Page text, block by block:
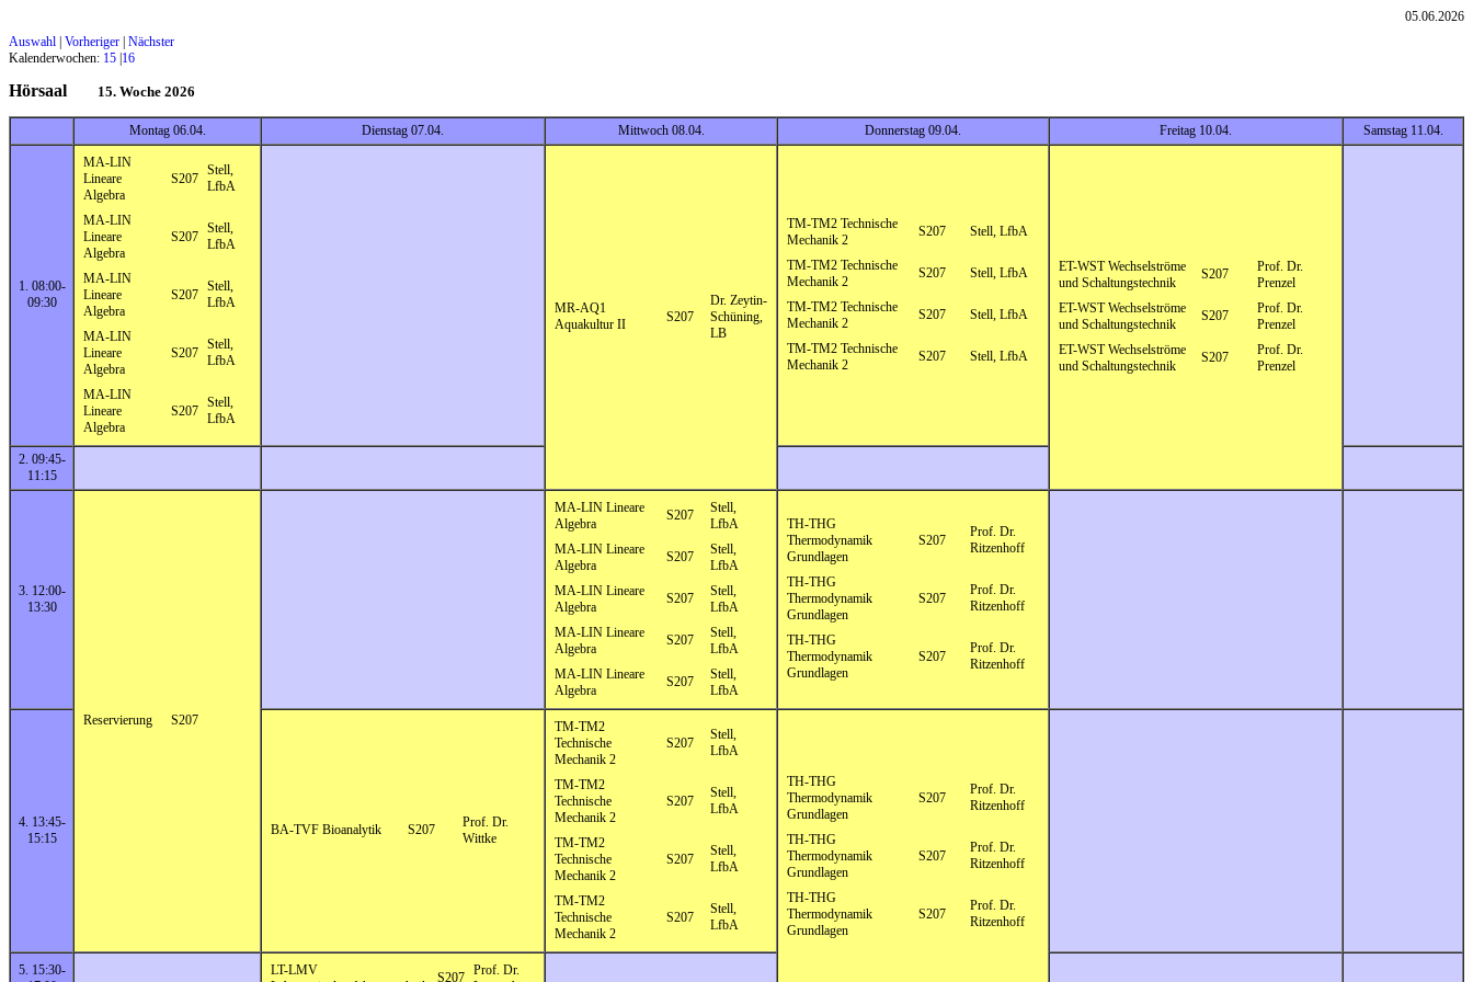
05.06.2026
Auswahl Vorheriger Nächster
Kalenderwochen: 15 16
Hörsaal 15. Woche 2026
Montag 06.04. Dienstag 07.04. Mittwoch 08.04. Donnerstag 09.04. Freitag 10.04. Samstag 11.04.
1. 08:00-
09:30
MA-LIN
Lineare
Algebra
S207
Stell,
LfbA
MA-LIN
Lineare
Algebra
S207
Stell,
LfbA
MA-LIN
Lineare
Algebra
S207
Stell,
LfbA
MA-LIN
Lineare
Algebra
S207
Stell,
LfbA
MA-LIN
Lineare
Algebra
S207
Stell,
LfbA
MR-AQ1
Aquakultur II
S207
Dr. Zeytin-
Schüning,
LB
TM-TM2 Technische
Mechanik 2
S207 Stell, LfbA
TM-TM2 Technische
Mechanik 2
S207 Stell, LfbA
TM-TM2 Technische
Mechanik 2
S207 Stell, LfbA
TM-TM2 Technische
Mechanik 2
S207 Stell, LfbA
ET-WST Wechselströme
und Schaltungstechnik
S207
Prof. Dr.
Prenzel
ET-WST Wechselströme
und Schaltungstechnik
S207
Prof. Dr.
Prenzel
ET-WST Wechselströme
und Schaltungstechnik
S207
Prof. Dr.
Prenzel
2. 09:45-
11:15
3. 12:00-
13:30
Reservierung S207
MA-LIN Lineare
Algebra
S207
Stell,
LfbA
MA-LIN Lineare
Algebra
S207
Stell,
LfbA
MA-LIN Lineare
Algebra
S207
Stell,
LfbA
MA-LIN Lineare
Algebra
S207
Stell,
LfbA
MA-LIN Lineare
Algebra
S207
Stell,
LfbA
TH-THG
Thermodynamik
Grundlagen
S207
Prof. Dr.
Ritzenhoff
TH-THG
Thermodynamik
Grundlagen
S207
Prof. Dr.
Ritzenhoff
TH-THG
Thermodynamik
Grundlagen
S207
Prof. Dr.
Ritzenhoff
4. 13:45-
15:15
BA-TVF Bioanalytik S207
Prof. Dr.
Wittke
TM-TM2
Technische
Mechanik 2
S207
Stell,
LfbA
TM-TM2
Technische
Mechanik 2
S207
Stell,
LfbA
TM-TM2
Technische
Mechanik 2
S207
Stell,
LfbA
TM-TM2
Technische
Mechanik 2
S207
Stell,
LfbA
TH-THG
Thermodynamik
Grundlagen
S207
Prof. Dr.
Ritzenhoff
TH-THG
Thermodynamik
Grundlagen
S207
Prof. Dr.
Ritzenhoff
TH-THG
Thermodynamik
Grundlagen
S207
Prof. Dr.
Ritzenhoff
5. 15:30-
LT-LMV
S207 Prof. Dr.